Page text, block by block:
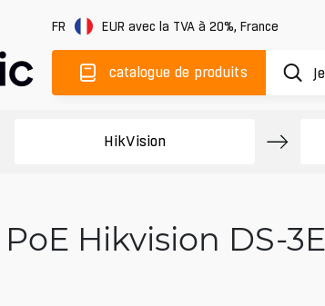
FR EUR avec la TVA à 20%, France
catalogue de produits
HikVision
Hikvision DS-